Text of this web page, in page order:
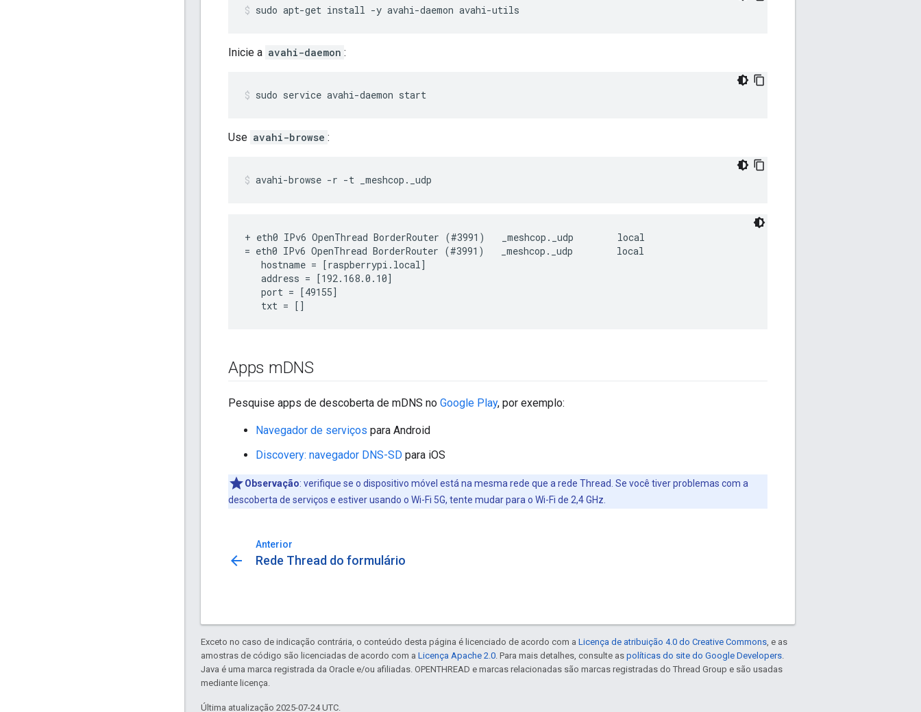
sudo apt-get install -y avahi-daemon avahi-utils
Inicie a avahi-daemon :
sudo service avahi-daemon start
Use avahi-browse :
avahi-browse -r -t _meshcop._udp
+ eth0 IPv6 OpenThread BorderRouter (#3991)   _meshcop._udp        local
= eth0 IPv6 OpenThread BorderRouter (#3991)   _meshcop._udp        local
   hostname = [raspberrypi.local]
   address = [192.168.0.10]
   port = [49155]
Apps mDNS
Pesquise apps de descoberta de mDNS no Google Play, por exemplo:
Navegador de serviços para Android
Discovery: navegador DNS-SD para iOS
Observação: verifique se o dispositivo móvel está na mesma rede que a rede Thread. Se você tiver problemas com a
descoberta de serviços e estiver usando o Wi-Fi 5G, tente mudar para o Wi-Fi de 2,4 GHz.
Anterior
arrow_back Rede Thread do formulário
Exceto no caso de indicação contrária, o conteúdo desta página é licenciado de acordo com a Licença de atribuição 4.0 do Creative Commons, e as
amostras de código são licenciadas de acordo com a Licença Apache 2.0. Para mais detalhes, consulte as políticas do site do Google Developers.
Java é uma marca registrada da Oracle e/ou afiliadas. OPENTHREAD e marcas relacionadas são marcas registradas do Thread Group e são usadas
mediante licença.
Última atualização 2025-07-24 UTC.